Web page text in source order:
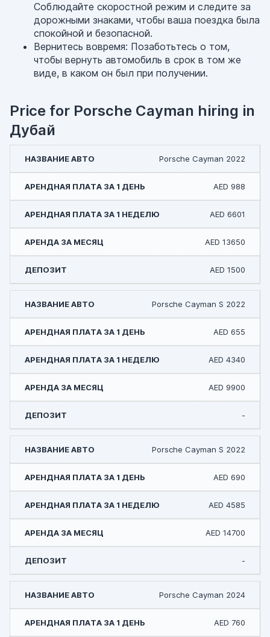
Соблюдайте скоростной режим и следите за
дорожными знаками, чтобы ваша поездка была
спокойной и безопасной.
Вернитесь вовремя: Позаботьтесь о том,
чтобы вернуть автомобиль в срок в том же
виде, в каком он был при получении.
Price for Porsche Cayman hiring in
Дубай
Porsche Cayman 2022
AED 988
AED 6601
AED 13650
AED 1500
Porsche Cayman S 2022
AED 655
AED 4340
AED 9900
-
Porsche Cayman S 2022
AED 690
AED 4585
AED 14700
-
Porsche Cayman 2024
AED 760